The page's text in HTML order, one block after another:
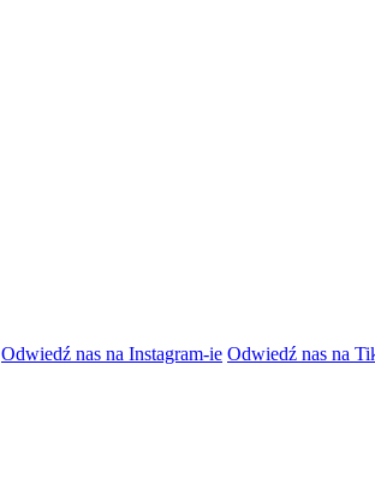
Odwiedź nas na Instagram-ie Odwiedź nas na